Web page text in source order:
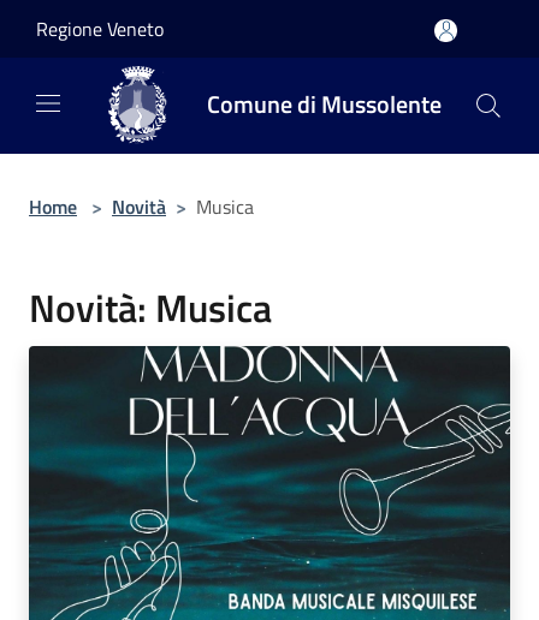
Regione Veneto
Comune di Mussolente
Home > Novità > Musica
Novità: Musica